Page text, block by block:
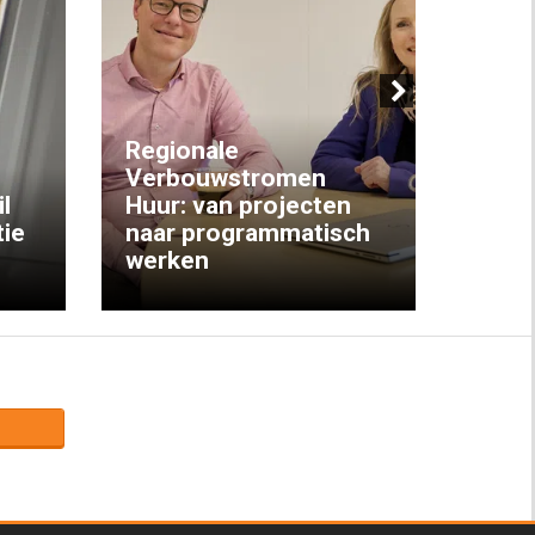
Regionale
Verbouwstromen
Huur: van projecten
naar programmatisch
werken
Next